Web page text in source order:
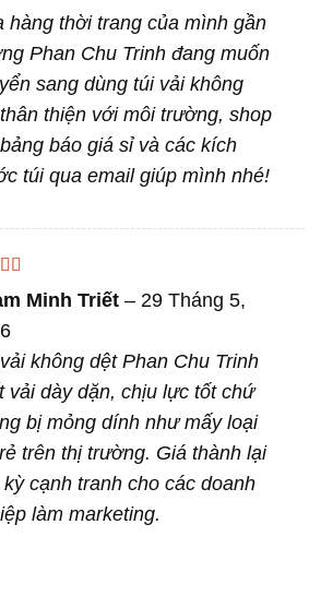
hàng thời trang của mình gần
Phan Chu Trinh đang muốn
sang dùng túi vải không
thiện với môi trường, shop
báo giá sỉ và các kích
túi qua email giúp mình nhé!
xếp
55 sao
Minh Triết– 29 Tháng 5,
không dệt Phan Chu Trinh
vải dày dặn, chịu lực tốt chứ
bị mỏng dính như mấy loại
trên thị trường. Giá thành lại
cạnh tranh cho các doanh
làm marketing.